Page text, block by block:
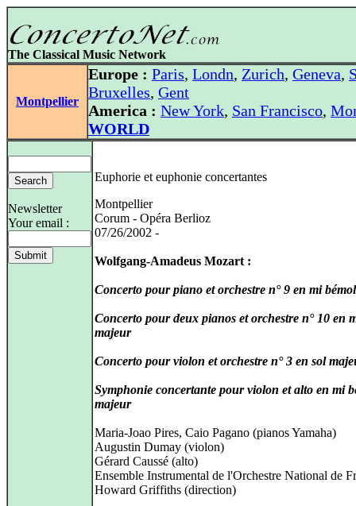
The Classical Music Network
Montpellier
Europe : Paris, Londn, Zurich, Geneva,
Bruxelles, Gent
America : New York, San Francisco,
WORLD
Newsletter
Your email :
Euphorie et euphonie concertantes
Montpellier
Corum - Opéra Berlioz
07/26/2002 -
Wolfgang-Amadeus Mozart :
Concerto pour piano et orchestre n° 9 en mi
Concerto pour deux pianos et orchestre n° 10 en
majeur
Concerto pour violon et orchestre n° 3 en sol
Symphonie concertante pour violon et alto en mi
majeur
Maria-Joao Pires, Caio Pagano (pianos Yamaha)
Augustin Dumay (violon)
Gérard Caussé (alto)
Ensemble Instrumental de l'Orchestre National de
Howard Griffiths (direction)